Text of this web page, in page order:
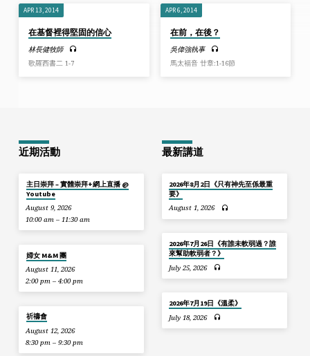
APR 13, 2014
在基督裡得堅固的信心
林長健牧師
歌羅西書二 1-7
APR 6, 2014
在前，在後？
吳偉強執事
馬太福音 廿章:1-16節
近期活動
主日崇拜 – 實體崇拜+網上直播 @
Youtube
August 9, 2026
10:00 am – 11:30 am
婦女 M&M 團
August 11, 2026
2:00 pm – 4:00 pm
祈禱會
August 12, 2026
8:30 pm – 9:30 pm
最新講道
2026年8月2日《只有神先至係最重
要》
August 1, 2026
2026年7月26日《有誰未軟弱過？誰
來幫助軟弱者？》
July 25, 2026
2026年7月19日《溫柔》
July 18, 2026